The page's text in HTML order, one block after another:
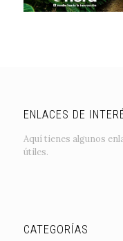
ENLACES DE
Aquí tienes algunos
útiles.
CATEGORÍAS